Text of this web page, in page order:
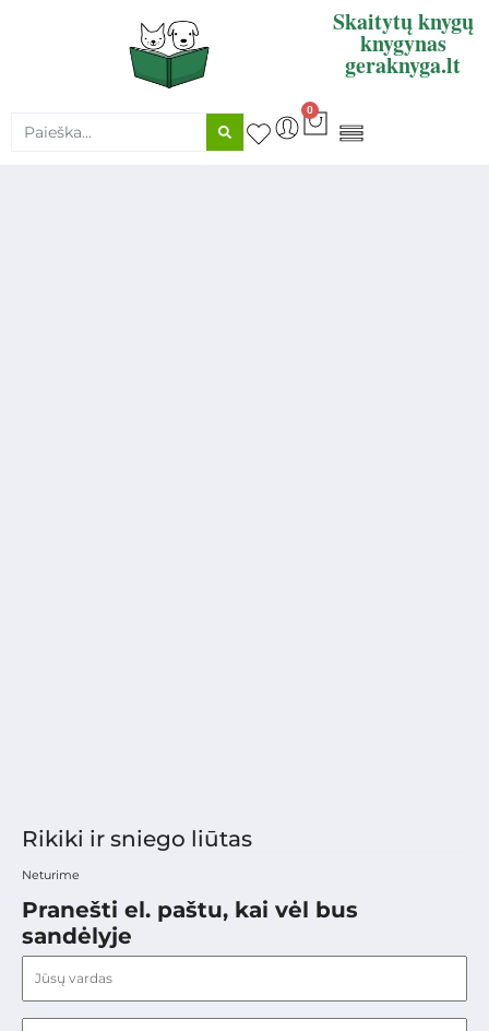
Skaitytų knygų
knygynas
geraknyga.lt
0
Rikiki ir sniego liūtas
Neturime
Pranešti el. paštu, kai vėl bus
sandėlyje